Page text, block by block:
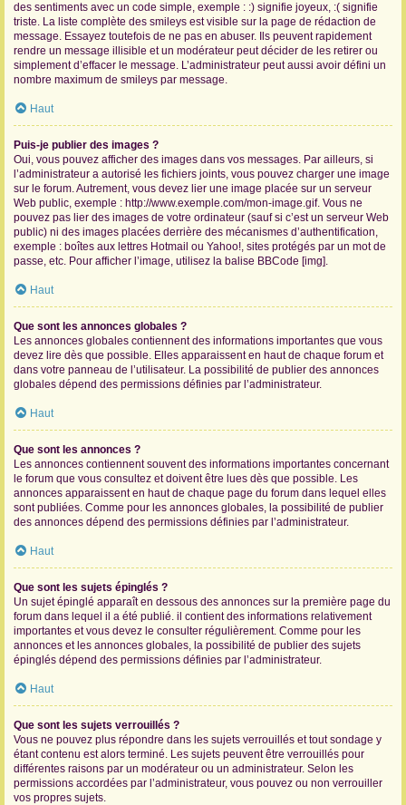
des sentiments avec un code simple, exemple : :) signifie joyeux, :( signifie
triste. La liste complète des smileys est visible sur la page de rédaction de
message. Essayez toutefois de ne pas en abuser. Ils peuvent rapidement
rendre un message illisible et un modérateur peut décider de les retirer ou
simplement d’effacer le message. L’administrateur peut aussi avoir défini un
nombre maximum de smileys par message.
Haut
Puis-je publier des images ?
Oui, vous pouvez afficher des images dans vos messages. Par ailleurs, si
l’administrateur a autorisé les fichiers joints, vous pouvez charger une image
sur le forum. Autrement, vous devez lier une image placée sur un serveur
Web public, exemple : http://www.exemple.com/mon-image.gif. Vous ne
pouvez pas lier des images de votre ordinateur (sauf si c’est un serveur Web
public) ni des images placées derrière des mécanismes d’authentification,
exemple : boîtes aux lettres Hotmail ou Yahoo!, sites protégés par un mot de
passe, etc. Pour afficher l’image, utilisez la balise BBCode [img].
Haut
Que sont les annonces globales ?
Les annonces globales contiennent des informations importantes que vous
devez lire dès que possible. Elles apparaissent en haut de chaque forum et
dans votre panneau de l’utilisateur. La possibilité de publier des annonces
globales dépend des permissions définies par l’administrateur.
Haut
Que sont les annonces ?
Les annonces contiennent souvent des informations importantes concernant
le forum que vous consultez et doivent être lues dès que possible. Les
annonces apparaissent en haut de chaque page du forum dans lequel elles
sont publiées. Comme pour les annonces globales, la possibilité de publier
des annonces dépend des permissions définies par l’administrateur.
Haut
Que sont les sujets épinglés ?
Un sujet épinglé apparaît en dessous des annonces sur la première page du
forum dans lequel il a été publié. il contient des informations relativement
importantes et vous devez le consulter régulièrement. Comme pour les
annonces et les annonces globales, la possibilité de publier des sujets
épinglés dépend des permissions définies par l’administrateur.
Haut
Que sont les sujets verrouillés ?
Vous ne pouvez plus répondre dans les sujets verrouillés et tout sondage y
étant contenu est alors terminé. Les sujets peuvent être verrouillés pour
différentes raisons par un modérateur ou un administrateur. Selon les
permissions accordées par l’administrateur, vous pouvez ou non verrouiller
vos propres sujets.